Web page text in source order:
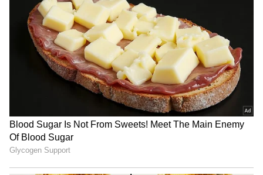
నువ్వు చదువుకి వ్యతిరేకం కాదని నాకు తెలుసు.
చాలామంది చదువుకోడానికి నువ్వు డబ్బు సహాయం
చేస్తున్నావని నాకు తెలుసు. కానీ ఎక్కడ మావయ్య లాంటి
పరిస్థితి నాకు వస్తుందో అని నువ్వు బాధపడుతున్నావ్. నా
మీద ప్రేమతో జానకి గారి ఐపీఎస్ కలను ఆపడం
న్యాయమా? అప్పుడు రామ వాళ్ళ నాన్న, నా ఆరోగ్యం
బాగోలేని సమయంలో రామా తన చదువుని ఆపేసి నాకు
సహాయం చేశాడు. నావల్ల రామ చదివు ఆగిపోయింది.